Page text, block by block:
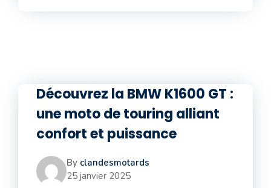
Découvrez la BMW K1600 GT :
une moto de touring alliant
confort et puissance
By clandesmotards
25 janvier 2025